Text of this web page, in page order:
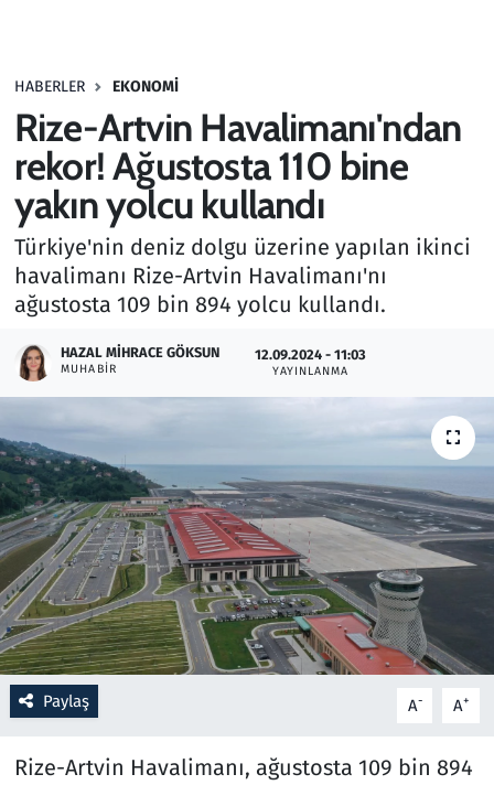
HABERLER EKONOMI
Rize-Artvin Havalimanı'ndan
rekor! Ağustosta 110 bine
yakın yolcu kullandı
Türkiye'nin deniz dolgu üzerine yapılan ikinci
havalimanı Rize-Artvin Havalimanı'nı
ağustosta 109 bin 894 yolcu kullandı.
HAZAL MIHRACE GÖKSUN
MUHABIR
12.09.2024 - 11:03
YAYINLANMA
Paylaş A- A+
Rize-Artvin Havalimanı, ağustosta 109 bin 894
Haber
Kültür Sanat
Kurumsal Haberler
Lezzet Durağı
Memur ve Kamu
Otomobil
Oyun
Ramazan
Resmi İlanlar
Rüya Tabirleri
Sağlık
Savunma Sanayi
Seçim 2023